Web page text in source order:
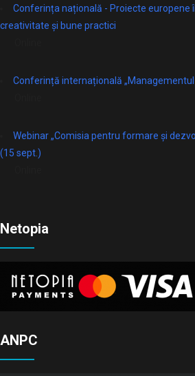
Conferința națională - Proiecte europene
creativitate și bune practici
Conferință internațională „Managementul
Webinar „Comisia pentru formare și
(15 sept.)
Netopia
ANPC